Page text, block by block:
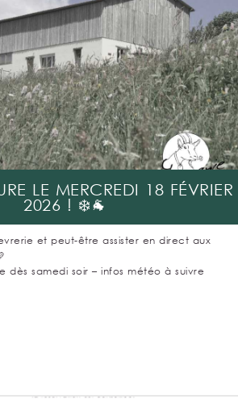
LE MERCREDI 18 FÉVRIER
2026 ! ❄️🐐
et peut-être assister en direct aux
dès samedi soir – infos météo à suivre